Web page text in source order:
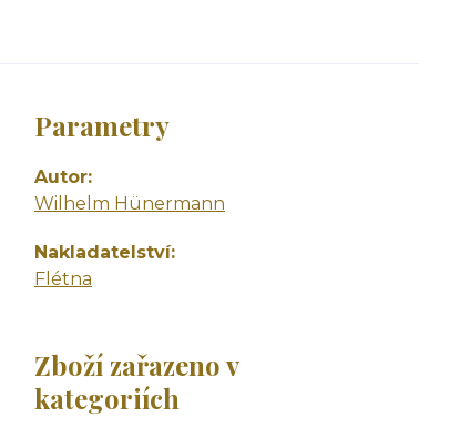
Parametry
Autor
Wilhelm Hünermann
Nakladatelství
Flétna
Zboží zařazeno v
kategoriích